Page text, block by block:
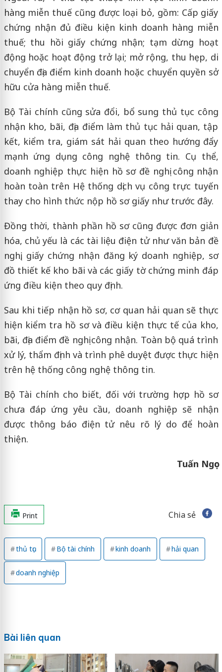
hàng miễn thuế cũng được loại bỏ, gồm: Cấp giấy
chứng nhận đủ điều kiện kinh doanh hàng miễn
thuế; thu hồi giấy chứng nhận; tạm dừng hoạt
động hoặc hoạt động trở lại; mở rộng, thu hẹp, di
chuyển địa điểm kinh doanh hoặc chuyển quyền sở
hữu cửa hàng miễn thuế.
Bộ Tài chính cũng sửa đổi, bổ sung thủ tục công
nhận kho, bãi, địa điểm làm thủ tục hải quan, tập
kết, kiểm tra, giám sát hải quan theo hướng đẩy
mạnh ứng dụng công nghệ thông tin. Cụ thể,
doanh nghiệp thực hiện hồ sơ đề nghị công nhận
hoàn toàn trên Hệ thống dịch vụ công trực tuyến
thay cho hình thức nộp hồ sơ giấy như trước đây.
Đồng thời, thành phần hồ sơ cũng được đơn giản
hóa, chủ yếu là các tài liệu điện tử như văn bản đề
nghị, giấy chứng nhận đăng ký doanh nghiệp, sơ
đồ thiết kế kho bãi và các giấy tờ chứng minh đáp
ứng điều kiện theo quy định.
Sau khi tiếp nhận hồ sơ, cơ quan hải quan sẽ thực
hiện kiểm tra hồ sơ và điều kiện thực tế của kho,
bãi, địa điểm đề nghị công nhận. Toàn bộ quá trình
xử lý, thẩm định và trình phê duyệt được thực hiện
trên hệ thống công nghệ thông tin.
Bộ Tài chính cho biết, đối với trường hợp hồ sơ
chưa đáp ứng yêu cầu, doanh nghiệp sẽ nhận
được thông báo điện tử nêu rõ lý do để hoàn
thiện.
Tuấn Ngọc
Print Chia sẻ
thủ tục Bộ tài chính kinh doanh hải quan
doanh nghiệp
Bài liên quan